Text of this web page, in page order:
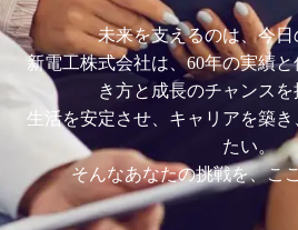
未来を支えるのは、今
新電工株式会社は、60年の実績
き方と成長のチャンス
生活を安定させ、キャリアを築
たい。
そんなあなたの挑戦を、こ